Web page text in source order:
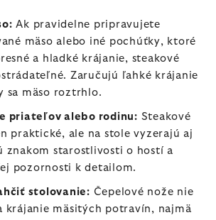
Ak pravidelne pripravujete
mäso alebo iné pochúťky, ktoré
a hladké krájanie, steakové
Zaručujú ľahké krájanie
sa mäso roztrhlo.
priateľov alebo rodinu: Steakové
praktické, ale na stole vyzerajú aj
znakom starostlivosti o hostí a
pozornosti k detailom.
stolovanie: Čepelové nože nie
krájanie mäsitých potravín, najmä